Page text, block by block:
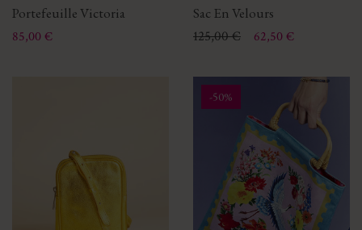
Portefeuille Victoria
Prix
85,00 €
Sac En Velours
Prix
Prix de base
125,00 € 62,50 €
-50%